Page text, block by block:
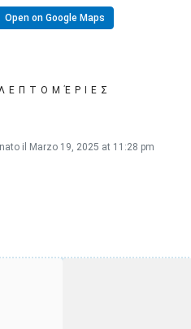
Open on Google Maps
il Marzo 19, 2025 at 11:28 pm